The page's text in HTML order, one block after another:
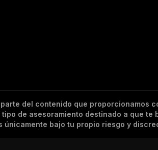
del contenido que proporcionamos
de asesoramiento destinado a que
únicamente bajo tu propio riesgo y